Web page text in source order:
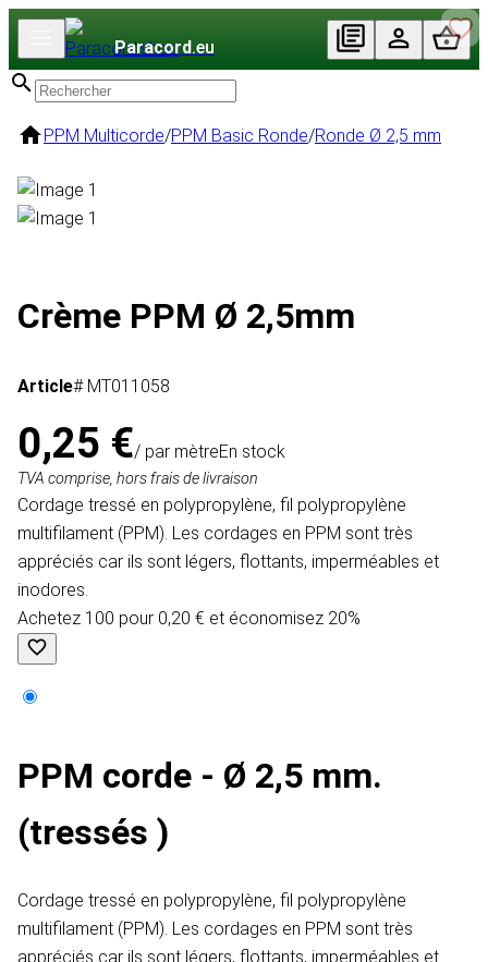
Paracord.eu
PPM Multicorde/PPM Basic Ronde/Ronde Ø 2,5 mm
Crème PPM Ø 2,5mm
Article# MT011058
0,25 €/ par mètreEn stock
TVA comprise, hors frais de livraison
Cordage tressé en polypropylène, fil polypropylène
multifilament (PPM). Les cordages en PPM sont très
appréciés car ils sont légers, flottants, imperméables et
inodores.
Achetez 100 pour 0,20 € et économisez 20%
PPM corde - Ø 2,5 mm.
(tressés )
Cordage tressé en polypropylène, fil polypropylène
multifilament (PPM). Les cordages en PPM sont très
appréciés car ils sont légers, flottants, imperméables et